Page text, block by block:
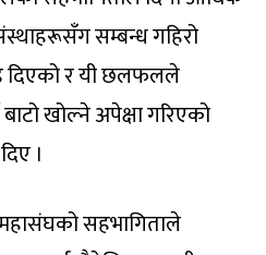
संस्थाहरूसँग सम्बन्ध गहिरो
दिएको र यी छलफलले
खोल्ने अपेक्षा गरिएको
।
महासंघको सहभागिताले